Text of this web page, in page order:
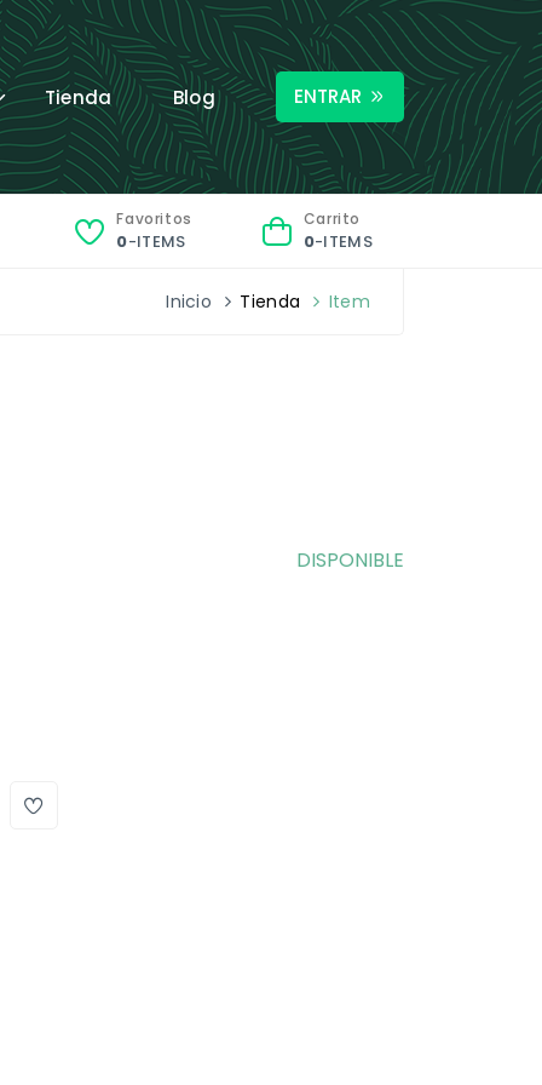
ENTRAR
Tienda Blog
Carrito
0-ITEMS
Favoritos
0-ITEMS
Inicio Tienda Item
DISPONIBLE